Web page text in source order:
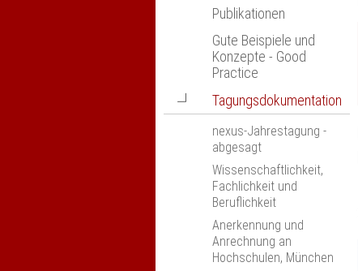
Publikationen
Gute Beispiele und
Konzepte - Good
Practice
Tagungsdokumentation
Navigation
nexus-Jahrestagung -
abgesagt
Wissenschaftlichkeit,
Fachlichkeit und
Beruflichkeit
Anerkennung und
Anrechnung an
Hochschulen, München